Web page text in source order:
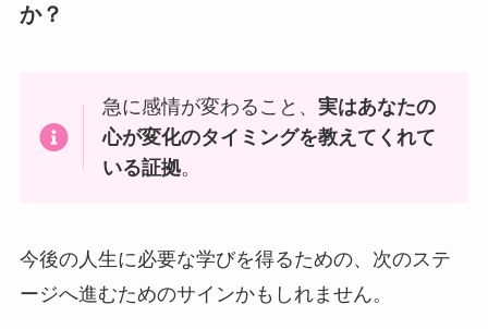
か？
急に感情が変わること、実はあなたの
心が変化のタイミングを教えてくれて
いる証拠。
今後の人生に必要な学びを得るための、次のステ
ージへ進むためのサインかもしれません。